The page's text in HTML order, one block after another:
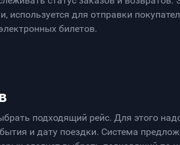
используется для отправки
билетов.
подходящий рейс. Для этого
и дату поездки. Система